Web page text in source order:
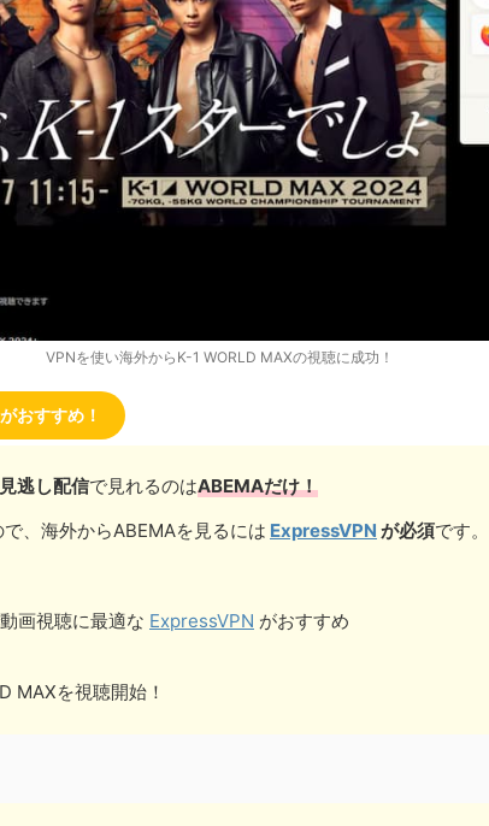
VPNを使い海外からK-1 WORLD MAXの視聴に成功！
おすすめ！
逃し配信で見れるのはABEMAだけ！
、海外からABEMAを見るには ExpressVPN が必須です。
画視聴に最適な ExpressVPN がおすすめ
MAXを視聴開始！